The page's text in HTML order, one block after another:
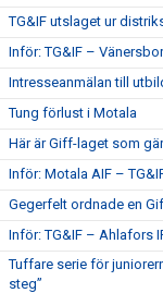
TG&IF utslaget ur
Inför: TG&IF –
Intresseanmälan till
Tung förlust i Motala
Här är Giff-laget som
Inför: Motala AIF –
Gegerfelt ordnade en
Inför: TG&IF – Ahlafors
Tuffare serie för
steg”